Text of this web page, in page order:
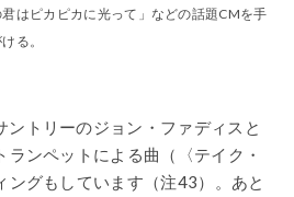
君はピカピカに光って」などの話題CMを手
る。
ントリーのジョン・ファディスと
ランペットによる曲（〈テイク・
ングもしています（注43）。あと